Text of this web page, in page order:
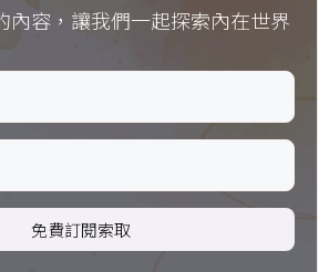
內容，讓我們一起探索內在世界
免費訂閱索取